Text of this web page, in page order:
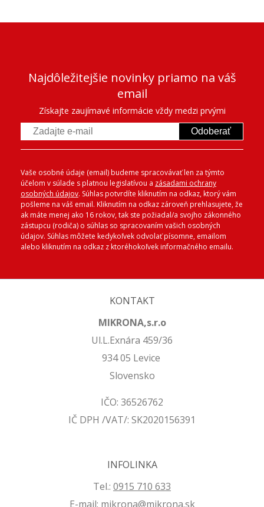
Najdôležitejšie novinky priamo na váš
email
Získajte zaujímavé informácie vždy medzi prvými
Odoberať
Vaše osobné údaje (email) budeme spracovávať len za týmto
účelom v súlade s platnou legislatívou a zásadami ochrany
osobných údajov. Súhlas potvrdíte kliknutím na odkaz, ktorý vám
pošleme na váš email. Kliknutím na odkaz zároveň prehlasujete, že
ak máte menej ako 16 rokov, tak ste požiadal/a svojho zákonného
zástupcu (rodiča) o súhlas so spracovaním vašich osobných
údajov. Súhlas môžete kedykoľvek odvolať písomne, emailom
alebo kliknutím na odkaz z ktoréhokoľvek informačného emailu.
KONTAKT
MIKRONA,s.r.o
Ul.L.Exnára 459/36
934 05 Levice
Slovensko
IČO: 36526762
IČ DPH /VAT/: SK2020156391
INFOLINKA
Tel.: 0915 710 633
E-mail: mikrona@mikrona.sk